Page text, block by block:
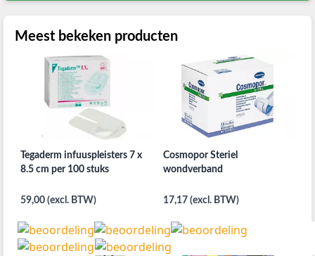
Meest bekeken producten
Tegaderm infuuspleisters 7 x
8.5 cm per 100 stuks
59,00 (excl. BTW)
Cosmopor Steriel
wondverband
17,17 (excl. BTW)